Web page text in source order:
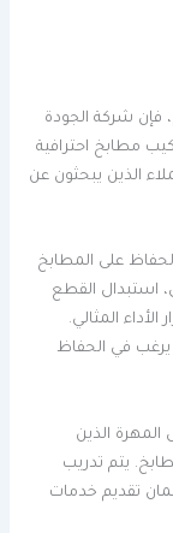
فإن شركة الجودة
مطابخ احترافية
الذين يبحثون عن
على المطابخ
استبدال القطع
المثالي.
يرغب في الحفاظ
المهرة الذين
يتم تدريب
تقديم خدمات